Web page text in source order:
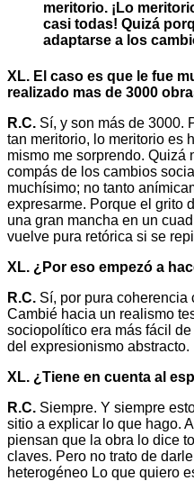
meritorio. ¡Lo
casi todas! Quizá
adaptarse a los
XL. El caso es que le fue
realizado mas de 3000
R.C. Sí, y son más de 3000.
tan meritorio, lo meritorio es
mismo me sorprendo. Quizá
compás de los cambios
muchísimo; no tanto
expresarme. Porque el grito
una gran mancha en un
vuelve pura retórica si se
XL. ¿Por eso empezó a
R.C. Sí, por pura coherencia
Cambié hacia un realismo
sociopolítico era más fácil
del expresionismo abstracto.
XL. ¿Tiene en cuenta al
R.C. Siempre. Y siempre
sitio a explicar lo que hago.
piensan que la obra lo dice
claves. Pero no trato de
heterogéneo Lo que quiero